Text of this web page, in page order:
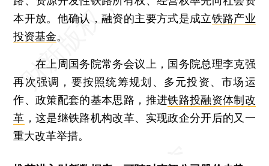
本开放。他确认，融资的主要方式是成立铁路产业
投资基金。
在上周国务院常务会议上，国务院总理李克强
再次强调，要按照统筹规划、多元投资、市场运
作、政策配套的基本思路，推进铁路投融资体制改
革 ，这是继铁路机构改革、实现政企分开后的又一
重大改革举措。